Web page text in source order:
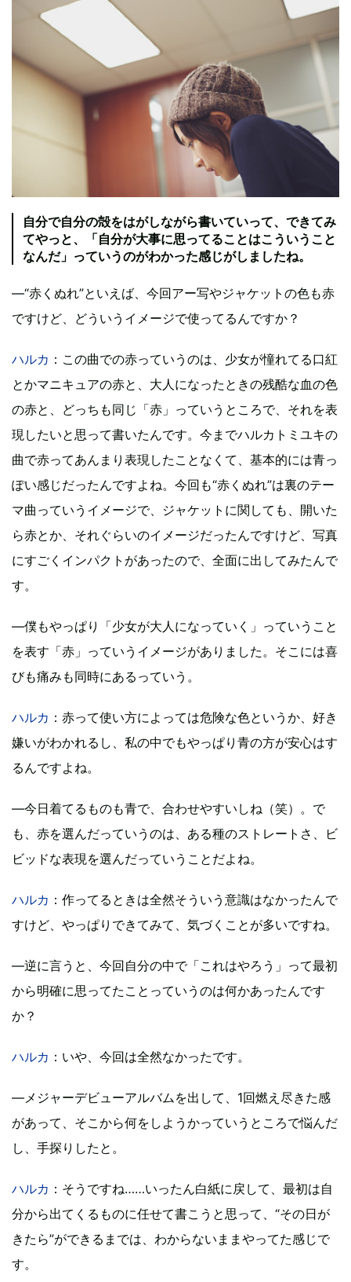
自分で自分の殻をはがしながら書いていって、できてみ
てやっと、「自分が大事に思ってることはこういうこと
なんだ」っていうのがわかった感じがしましたね。
―“赤くぬれ”といえば、今回アー写やジャケットの色も赤
ですけど、どういうイメージで使ってるんですか？
ハルカ ：この曲での赤っていうのは、少女が憧れてる口紅
とかマニキュアの赤と、大人になったときの残酷な血の色
の赤と、どっちも同じ「赤」っていうところで、それを表
現したいと思って書いたんです。今までハルカトミユキの
曲で赤ってあんまり表現したことなくて、基本的には青っ
ぽい感じだったんですよね。今回も“赤くぬれ”は裏のテー
マ曲っていうイメージで、ジャケットに関しても、開いた
ら赤とか、それぐらいのイメージだったんですけど、写真
にすごくインパクトがあったので、全面に出してみたんで
す。
―僕もやっぱり「少女が大人になっていく」っていうこと
を表す「赤」っていうイメージがありました。そこには喜
びも痛みも同時にあるっていう。
ハルカ ：赤って使い方によっては危険な色というか、好き
嫌いがわかれるし、私の中でもやっぱり青の方が安心はす
るんですよね。
―今日着てるものも青で、合わせやすいしね（笑）。で
も、赤を選んだっていうのは、ある種のストレートさ、ビ
ビッドな表現を選んだっていうことだよね。
ハルカ ：作ってるときは全然そういう意識はなかったんで
すけど、やっぱりできてみて、気づくことが多いですね。
―逆に言うと、今回自分の中で「これはやろう」って最初
から明確に思ってたことっていうのは何かあったんです
か？
ハルカ ：いや、今回は全然なかったです。
―メジャーデビューアルバムを出して、1回燃え尽きた感
があって、そこから何をしようかっていうところで悩んだ
し、手探りしたと。
ハルカ ：そうですね……いったん白紙に戻して、最初は自
分から出てくるものに任せて書こうと思って、“その日が
きたら”ができるまでは、わからないままやってた感じで
す。